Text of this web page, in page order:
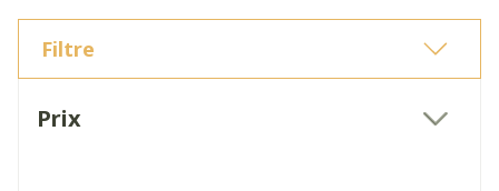
Filtre
Prix